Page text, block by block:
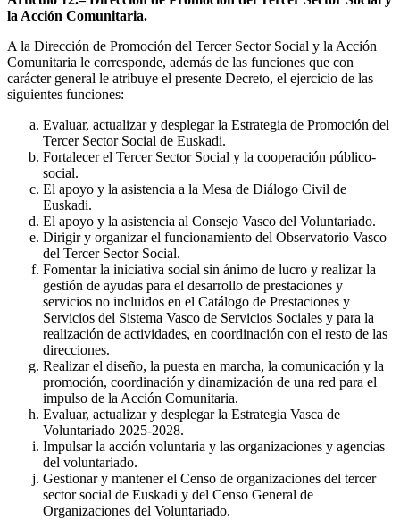
la Acción Comunitaria.
A la Dirección de Promoción del Tercer Sector Social y la Acción
Comunitaria le corresponde, además de las funciones que con
carácter general le atribuye el presente Decreto, el ejercicio de las
siguientes funciones:
Evaluar, actualizar y desplegar la Estrategia de Promoción del
Tercer Sector Social de Euskadi.
Fortalecer el Tercer Sector Social y la cooperación público-
social.
El apoyo y la asistencia a la Mesa de Diálogo Civil de
Euskadi.
El apoyo y la asistencia al Consejo Vasco del Voluntariado.
Dirigir y organizar el funcionamiento del Observatorio Vasco
del Tercer Sector Social.
Fomentar la iniciativa social sin ánimo de lucro y realizar la
gestión de ayudas para el desarrollo de prestaciones y
servicios no incluidos en el Catálogo de Prestaciones y
Servicios del Sistema Vasco de Servicios Sociales y para la
realización de actividades, en coordinación con el resto de las
direcciones.
Realizar el diseño, la puesta en marcha, la comunicación y la
promoción, coordinación y dinamización de una red para el
impulso de la Acción Comunitaria.
Evaluar, actualizar y desplegar la Estrategia Vasca de
Voluntariado 2025-2028.
Impulsar la acción voluntaria y las organizaciones y agencias
del voluntariado.
Gestionar y mantener el Censo de organizaciones del tercer
sector social de Euskadi y del Censo General de
Organizaciones del Voluntariado.